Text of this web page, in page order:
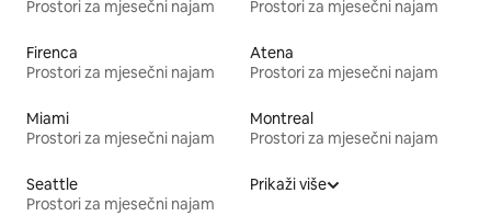
Prostori za mjesečni najam
Prostori za mjesečni najam
Firenca
Prostori za mjesečni najam
Atena
Prostori za mjesečni najam
Miami
Prostori za mjesečni najam
Montreal
Prostori za mjesečni najam
Seattle
Prostori za mjesečni najam
Prikaži više